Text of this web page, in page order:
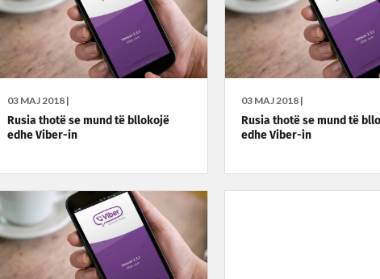
03 MAJ 2018 |
Rusia thotë se mund të bllokojë
edhe Viber-in
03 MAJ 2018 |
Rusia thotë se mund të
edhe Viber-in